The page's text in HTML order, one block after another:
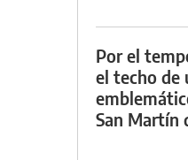
Por el
el techo de
San Martín